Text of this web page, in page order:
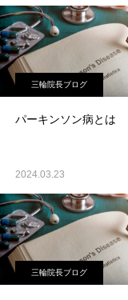
三輪院長ブログ
パーキンソン病とは
2024.03.23
三輪院長ブログ